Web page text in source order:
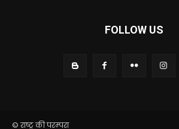
FOLLOW US
© राष्ट्र की परम्परा